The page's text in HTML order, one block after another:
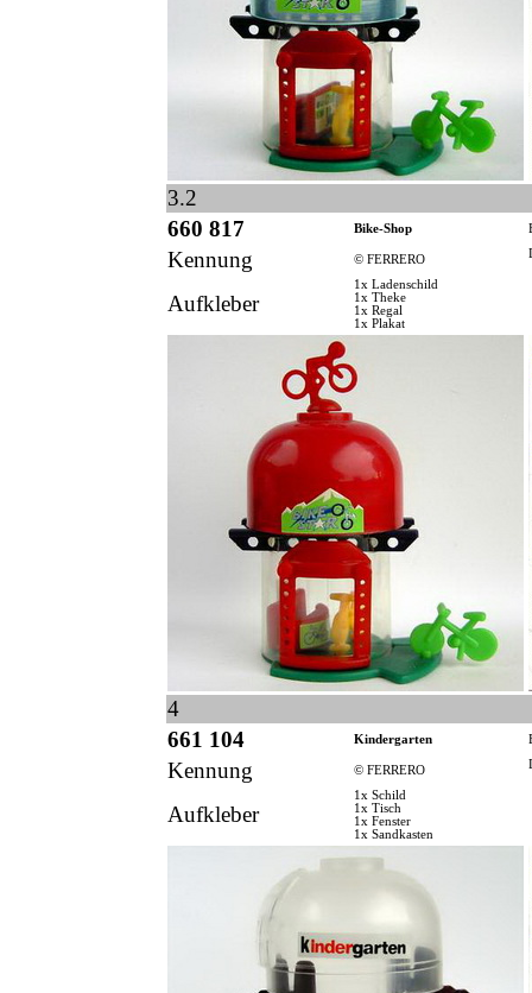
3.2
660 817
Bike-Shop
Kennung © FERRERO
Aufkleber
1x Ladenschild
1x Theke
1x Regal
1x Plakat
4
661 104
Kindergarten
Kennung © FERRERO
Aufkleber
1x Schild
1x Tisch
1x Fenster
1x Sandkasten